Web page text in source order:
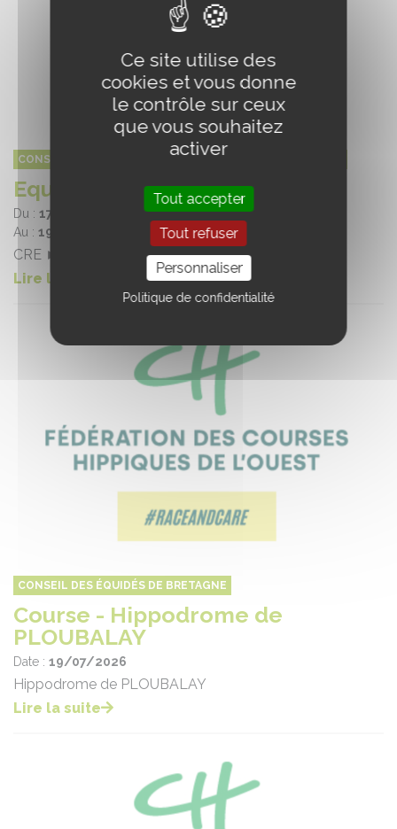
CONSEIL DE LA FILIÈRE CHEVAL AUVERGNE-RHÔNE-ALPES
Equimasters
Du : 17/07/2026
Au : 19/07/2026
CRE ► Concours complet - Championnat régional
Lire la suite
CONSEIL DES ÉQUIDÉS DE BRETAGNE
Course - Hippodrome de
PLOUBALAY
Date : 19/07/2026
Hippodrome de PLOUBALAY
Lire la suite
Ce site utilise des
cookies et vous donne
le contrôle sur ceux
que vous souhaitez
activer
Tout accepter
Tout refuser
Personnaliser
Politique de confidentialité